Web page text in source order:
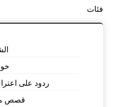
فئات
ردود على
قصص